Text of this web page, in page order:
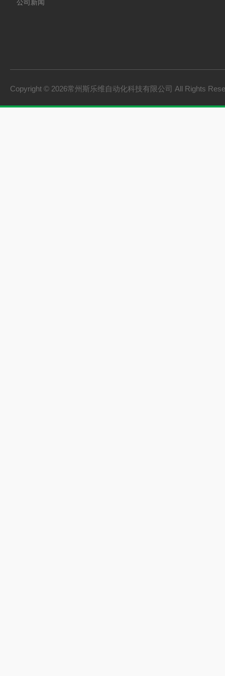
公司新闻
Copyright © 2026常州斯乐维自动化科技有限公司 All Rights